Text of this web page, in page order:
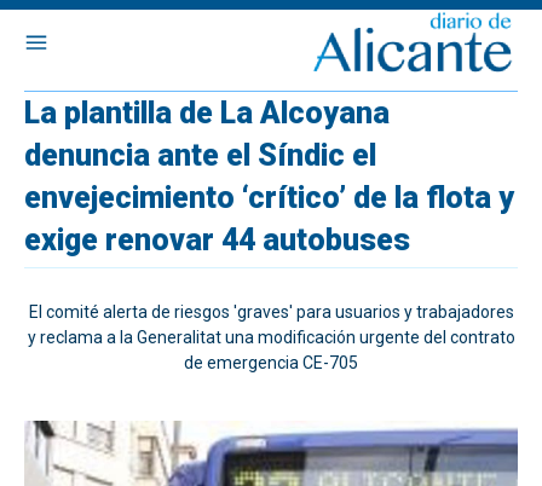
La plantilla de La Alcoyana
denuncia ante el Síndic el
envejecimiento ‘crítico’ de la flota y
exige renovar 44 autobuses
El comité alerta de riesgos 'graves' para usuarios y trabajadores
y reclama a la Generalitat una modificación urgente del contrato
de emergencia CE-705